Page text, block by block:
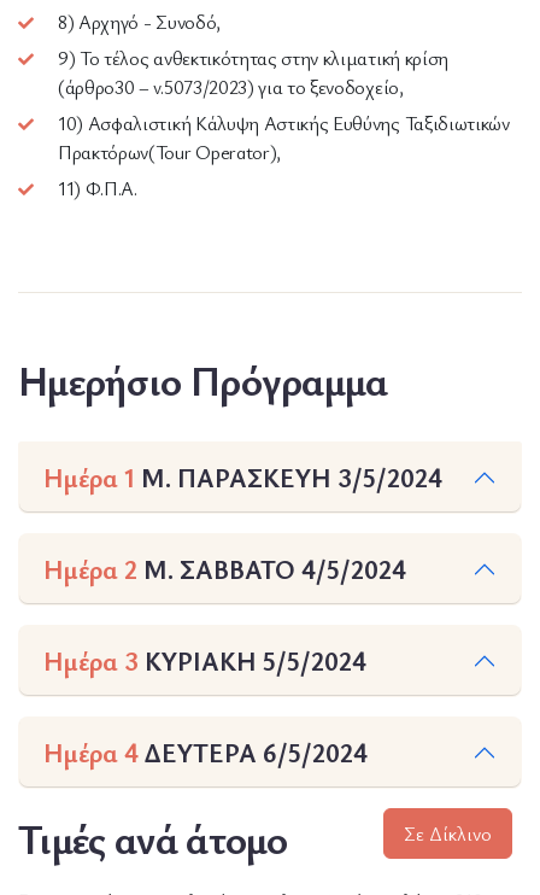
8) Αρχηγό - Συνοδό,
9) Το τέλος ανθεκτικότητας στην κλιματική κρίση
(άρθρο30 – v.5073/2023) για το ξενοδοχείο,
10) Ασφαλιστική Κάλυψη Αστικής Ευθύνης Ταξιδιωτικών
Πρακτόρων(Tour Operator),
11) Φ.Π.Α.
Ημερήσιο Πρόγραμμα
Ημέρα 1 Μ. ΠΑΡΑΣΚΕΥΗ 3/5/2024
Ημέρα 2 Μ. ΣΑΒΒΑΤΟ 4/5/2024
Ημέρα 3 ΚΥΡΙΑΚΗ 5/5/2024
Ημέρα 4ΔΕΥΤΕΡΑ 6/5/2024
Τιμές ανά άτομο Σε Δίκλινο